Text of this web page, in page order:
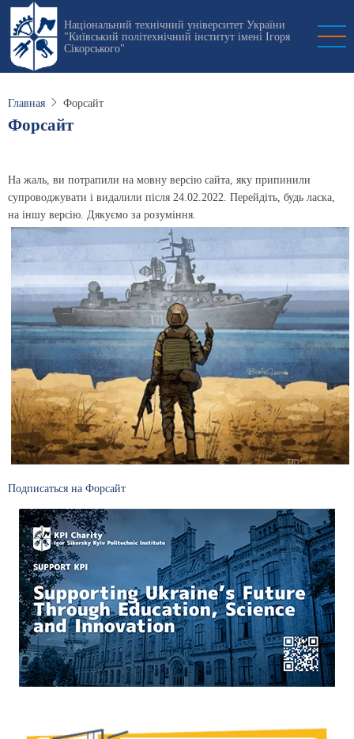
Перейти
основному
содержанию
Національний технічний університет України
"Київський політехнічний інститут імені Ігоря
Сікорського"
Главная Форсайт
Форсайт
На жаль, ви потрапили на мовну версію сайта, яку припинили
супроводжувати і видалили після 24.02.2022. Перейдіть, будь ласка,
на іншу версію. Дякуємо за розуміння.
Подписаться на Форсайт